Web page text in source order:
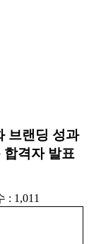
브랜딩 성과
합격자 발표
: 1,011